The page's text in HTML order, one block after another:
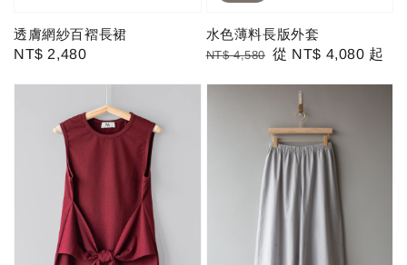
透膚網紗百褶長裙
Regular
NT$ 2,480
水色薄料長版外套
Regular
NT$ 4,580 Sale
從 NT$ 4,080 起